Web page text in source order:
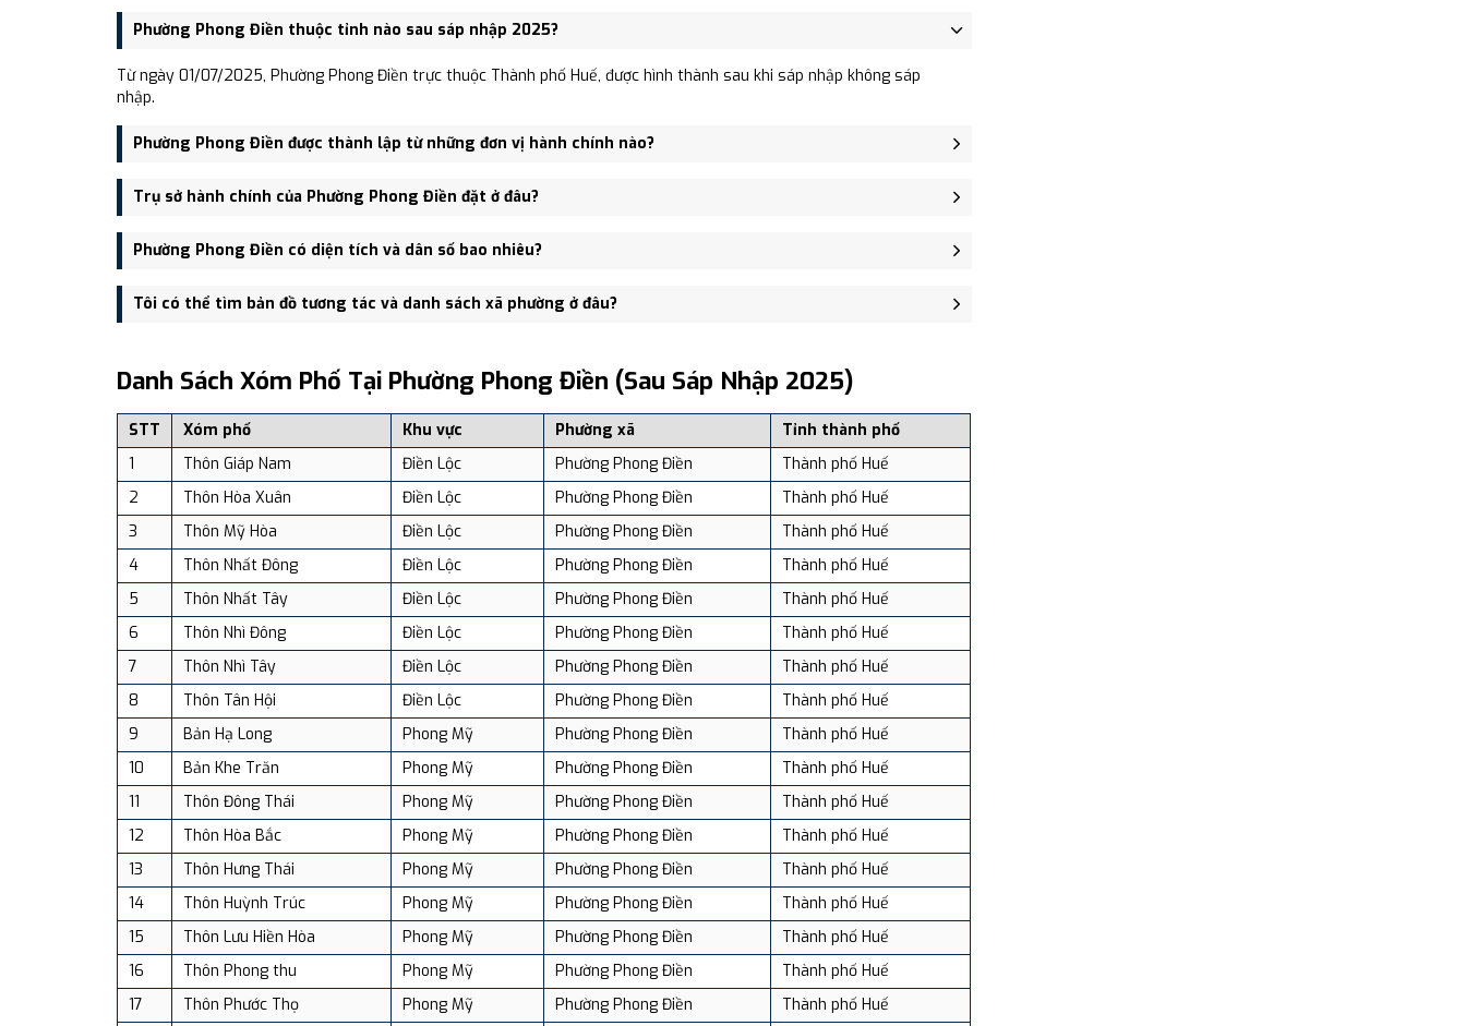
Phường Phong Điền thuộc tỉnh nào sau sáp nhập 2025?
Từ ngày 01/07/2025, Phường Phong Điền trực thuộc Thành phố Huế, được hình thành sau khi sáp nhập không sáp
nhập.
Phường Phong Điền được thành lập từ những đơn vị hành chính nào?
Phường Phong Điền được thành lập trên cơ sở sáp nhập Phường Phong Thu, Xã Phong Mỹ, Xã Phong Xuân.
Trụ sở hành chính của Phường Phong Điền đặt ở đâu?
Trụ sở hành chính mới của Phường Phong Điền đặt tại 31 Phò Trạch, phường Phong Điền - trung tâm khu vực thuận
tiện giao thông.
Phường Phong Điền có diện tích và dân số bao nhiêu?
Phường Phong Điền có Diện tích: 592.48 km², Dân số: 27,862 người, Mật độ dân số: Khoảng 47.03 người/km²
Tôi có thể tìm bản đồ tương tác và danh sách xã phường ở đâu?
dịch vụ và du lịch uy tín tại Việt Nam.
Danh Sách Xóm Phố Tại Phường Phong Điền (sau Sáp Nhập 2025)
STT Xóm phố Khu vực Phường xã
Tỉnh thành phố
1
Thôn Giáp Nam Điền Lộc Phường Phong Điền
Thành phố Huế
2
Thôn Hòa Xuân Điền Lộc Phường Phong Điền
Thành phố Huế
3
Thôn Mỹ Hòa Điền Lộc Phường Phong Điền
Thành phố Huế
4
Thôn Nhất Đông Điền Lộc Phường Phong Điền
Thành phố Huế
5
Thôn Nhất Tây Điền Lộc Phường Phong Điền
Thành phố Huế
6
Thôn Nhì Đông Điền Lộc Phường Phong Điền
Thành phố Huế
7
Thôn Nhì Tây Điền Lộc Phường Phong Điền
Thành phố Huế
8
Thôn Tân Hội Điền Lộc Phường Phong Điền
Thành phố Huế
9
Bản Hạ Long Phong Mỹ Phường Phong Điền
Thành phố Huế
10
Bản Khe Trăn Phong Mỹ Phường Phong Điền
Thành phố Huế
11
Thôn Đông Thái Phong Mỹ Phường Phong Điền
Thành phố Huế
12
Thôn Hòa Bắc Phong Mỹ Phường Phong Điền
Thành phố Huế
13
Thôn Hưng Thái Phong Mỹ Phường Phong Điền
Thành phố Huế
14
Thôn Huỳnh Trúc Phong Mỹ Phường Phong Điền
Thành phố Huế
15
Thôn Lưu Hiền Hòa Phong Mỹ Phường Phong Điền
Thành phố Huế
16
Thôn Phong thu Phong Mỹ Phường Phong Điền
Thành phố Huế
17
Thôn Phước Thọ Phong Mỹ Phường Phong Điền
Thành phố Huế